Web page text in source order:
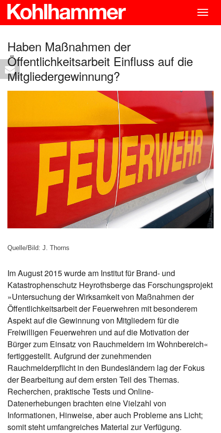
Haben Maßnahmen der
Öffentlichkeitsarbeit Einfluss auf die
Mitgliedergewinnung?
Quelle/Bild: J. Thorns
Im August 2015 wurde am Institut für Brand- und
Katastrophenschutz Heyrothsberge das Forschungsprojekt
»Untersuchung der Wirksamkeit von Maßnahmen der
Öffentlichkeitsarbeit der Feuerwehren mit besonderem
Aspekt auf die Gewinnung von Mitgliedern für die
Freiwilligen Feuerwehren und auf die Motivation der
Bürger zum Einsatz von Rauchmeldern im Wohnbereich«
fertiggestellt. Aufgrund der zunehmenden
Rauchmelderpflicht in den Bundesländern lag der Fokus
der Bearbeitung auf dem ersten Teil des Themas.
Recherchen, praktische Tests und Online-
Datenerhebungen brachten eine Vielzahl von
Informationen, Hinweise, aber auch Probleme ans Licht;
somit steht umfangreiches Material zur Verfügung.